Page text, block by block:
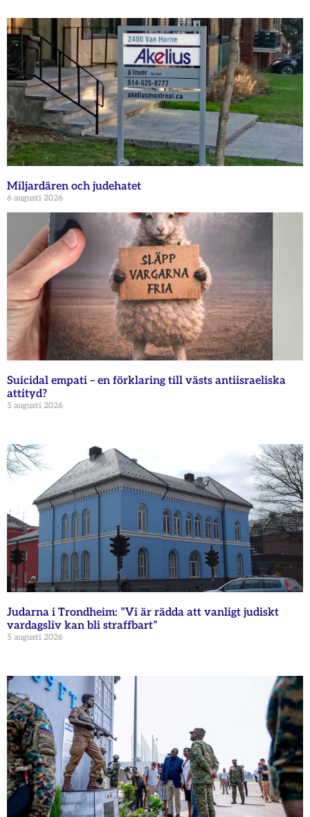
Miljardären och judehatet
6 augusti 2026
Suicidal empati – en förklaring till västs antiisraeliska
attityd?
5 augusti 2026
Judarna i Trondheim: ”Vi är rädda att vanligt judiskt
vardagsliv kan bli straffbart”
5 augusti 2026